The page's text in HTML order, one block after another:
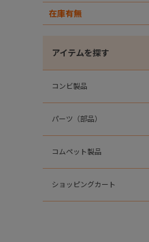
在庫有無
アイテムを探す
コンビ製品
パーツ（部品）
コムペット製品
ショッピングカート